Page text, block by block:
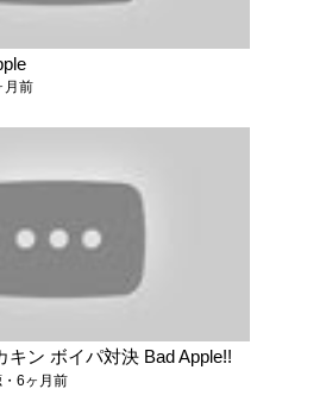
月前
キン ボイパ対決 Bad Apple!!
6ヶ月前